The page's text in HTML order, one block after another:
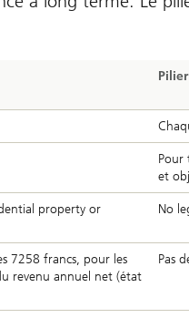
Pour
et
property or
No
7258 francs, pour les
revenu annuel net (état
Pas